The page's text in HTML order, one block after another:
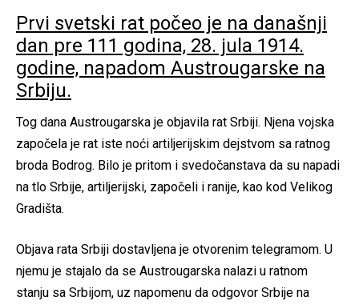
Prvi svetski rat počeo je na današnji
dan pre 111 godina, 28. jula 1914.
godine, napadom Austrougarske na
Srbiju.
Tog dana Austrougarska je objavila rat Srbiji. Njena vojska
započela je rat iste noći artiljerijskim dejstvom sa ratnog
broda Bodrog. Bilo je pritom i svedočanstava da su napadi
na tlo Srbije, artiljerijski, započeli i ranije, kao kod Velikog
Gradišta.
Objava rata Srbiji dostavljena je otvorenim telegramom. U
njemu je stajalo da se Austrougarska nalazi u ratnom
stanju sa Srbijom, uz napomenu da odgovor Srbije na